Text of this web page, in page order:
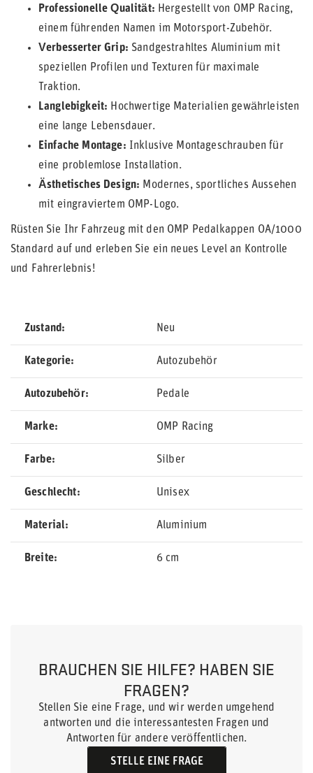
Professionelle Qualität: Hergestellt von OMP Racing,
einem führenden Namen im Motorsport-Zubehör.
Verbesserter Grip: Sandgestrahltes Aluminium mit
speziellen Profilen und Texturen für maximale
Traktion.
Langlebigkeit: Hochwertige Materialien gewährleisten
eine lange Lebensdauer.
Einfache Montage: Inklusive Montageschrauben für
eine problemlose Installation.
Ästhetisches Design: Modernes, sportliches Aussehen
mit eingraviertem OMP-Logo.
Rüsten Sie Ihr Fahrzeug mit den OMP Pedalkappen OA/1000
Standard auf und erleben Sie ein neues Level an Kontrolle
und Fahrerlebnis!
Zustand Neu
Kategorie Autozubehör
Autozubehör Pedale
Marke OMP Racing
Farbe Silber
Geschlecht Unisex
Material Aluminium
Breite 6 cm
BRAUCHEN SIE HILFE? HABEN SIE
FRAGEN?
Stellen Sie eine Frage, und wir werden umgehend
antworten und die interessantesten Fragen und
Antworten für andere veröffentlichen.
STELLE EINE FRAGE